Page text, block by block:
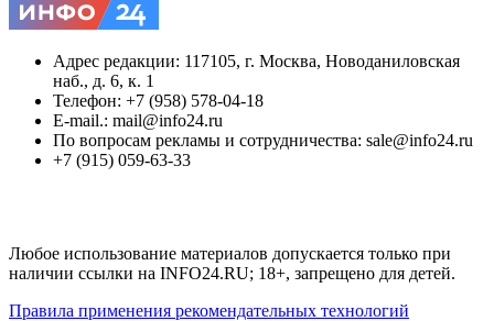
Адрес редакции: 117105, г. Москва, Новоданиловская
наб., д. 6, к. 1
Телефон: +7 (958) 578-04-18
E-mail.: mail@info24.ru
По вопросам рекламы и сотрудничества: sale@info24.ru
+7 (915) 059-63-33
Любое использование материалов допускается только при
наличии ссылки на INFO24.RU; 18+, запрещено для детей.
Правила применения рекомендательных технологий